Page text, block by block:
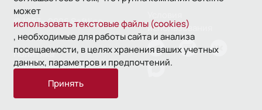
может
использовать текстовые файлы (cookies)
, необходимые для работы сайта и анализа
посещаемости, в целях хранения ваших учетных
данных, параметров и предпочтений.
Принять
© 1993—2026 Softline
использования
Политика
конфиденциальности